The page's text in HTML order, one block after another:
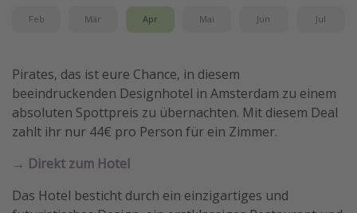
Familienurlaub in der Türkei
Rundreisen in Thailand
Reisepassfreie Reiseziele
Travel Know How
Silvesterreisen
Last Minute Urlaub Mallorca
Last Minute Urlaub Deutschland
Feb Mär Apr Mai Jun Jul
Pirates, das ist eure Chance, in diesem
beeindruckenden Designhotel in Amsterdam zu einem
absoluten Spottpreis zu übernachten. Mit diesem Deal
zahlt ihr nur 44€ pro Person für ein Zimmer.
→ Direkt zum Hotel
Das Hotel besticht durch ein einzigartiges und